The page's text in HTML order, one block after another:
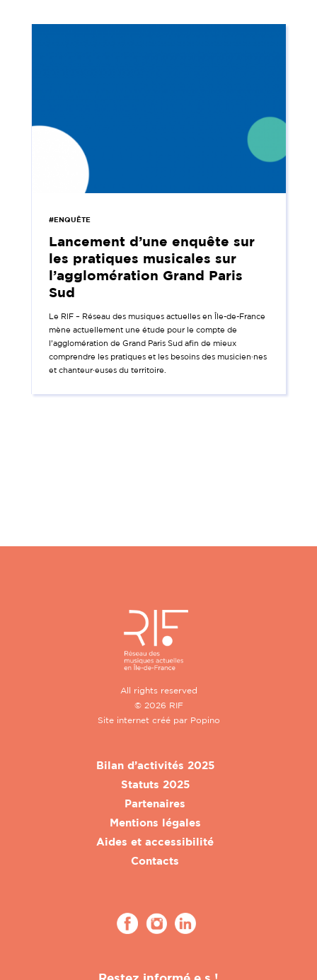
#ENQUÊTE
Lancement d’une enquête sur
les pratiques musicales sur
l’agglomération Grand Paris
Sud
Le RIF – Réseau des musiques actuelles en Île-de-France
mène actuellement une étude pour le compte de
l’agglomération de Grand Paris Sud afin de mieux
comprendre les pratiques et les besoins des musicien·nes
et chanteur·euses du territoire.
All rights reserved
© 2026 RIF
Site internet créé par Popino
Bilan d’activités 2025
Statuts 2025
Partenaires
Mentions légales
Aides et accessibilité
Contacts
Restez informé.e.s !